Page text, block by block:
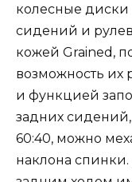
колесные диски
сидений и
кожей Grained,
возможность их
и функцией
задних
60:40, можно
наклона